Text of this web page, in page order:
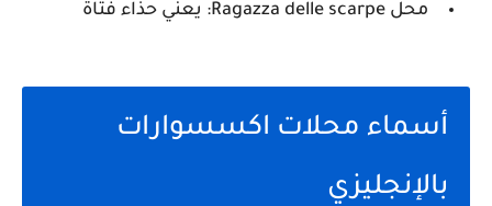
محل Ragazza delle scarpe: يعني حذاء فتاة
أسماء محلات اكسسوارات
بالإنجليزي